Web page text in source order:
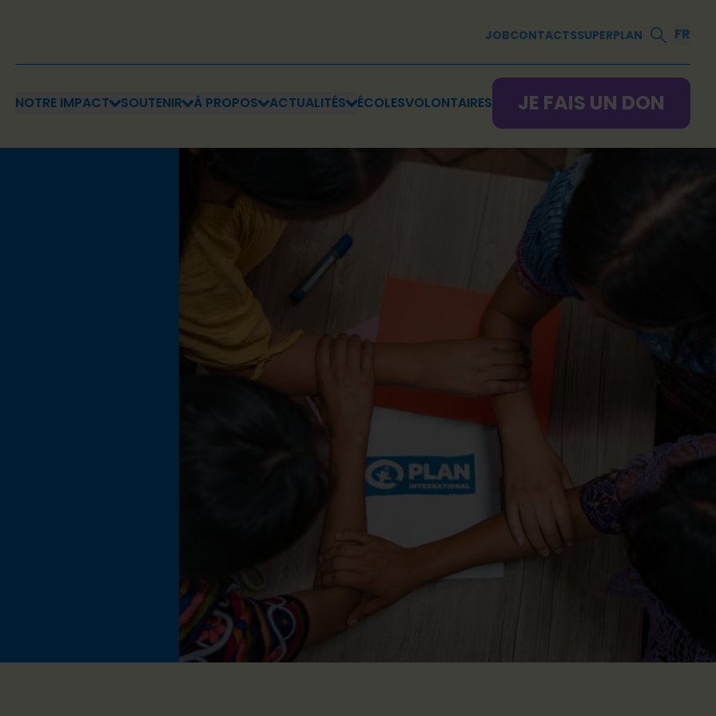
JOBCONTACTSSUPERPLAN FR
NOTRE IMPACT SOUTENIR À PROPOS ACTUALITÉS ÉCOLESVOLONTAIRES JE FAIS UN DON